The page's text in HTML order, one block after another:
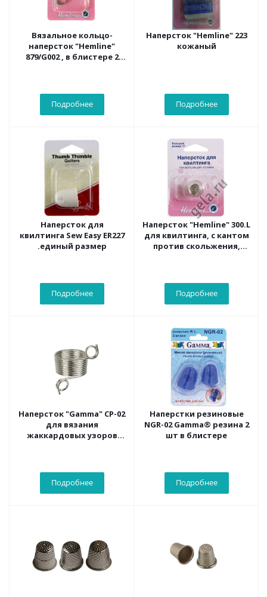
Вязальное кольцо-
наперсток "Hemline"
879/G002 , в блистере 2
Подробнее
Наперсток "Hemline" 223
кожаный
Подробнее
Наперсток для
квилтинга Sew Easy ER227
.единый размер
Подробнее
Наперсток "Hemline" 300.L
для квилтинга, с кантом
против скольжения,
Подробнее
Наперсток "Gamma" CP-02
для вязания
жаккардовых узоров
Подробнее
Наперстки резиновые
NGR-02 Gamma® резина 2
шт в блистере
Подробнее